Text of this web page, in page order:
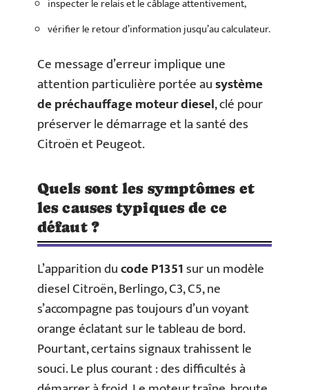
inspecter le relais et le câblage attentivement,
vérifier le retour d’information jusqu’au calculateur.
Ce message d’erreur implique une
attention particulière portée ausystème
de préchauffage moteur diesel, clé pour
préserver le démarrage et la santé des
Citroën et Peugeot.
Quels sont les symptômes et
les causes typiques de ce
défaut ?
L’apparition ducode P1351sur un modèle
diesel Citroën, Berlingo, C3, C5, ne
s’accompagne pas toujours d’un voyant
orange éclatant sur le tableau de bord.
Pourtant, certains signaux trahissent le
souci. Le plus courant : des difficultés à